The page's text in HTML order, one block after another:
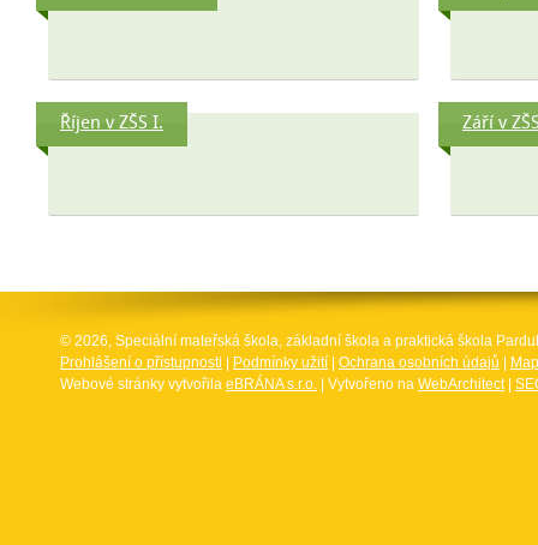
Říjen v ZŠS I. Září v
© 2026, Speciální mateřská škola, základní škola a praktická škola
Prohlášení o přístupnosti
Podmínky užití Ochrana osobních údajů
Webové stránky vytvořila eBRÁNA s.r.o. | Vytvořeno na WebArchitect|